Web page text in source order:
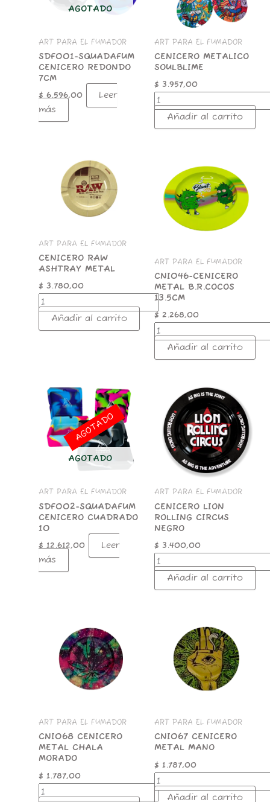
AGOTADO
ART PARA EL FUMADOR
SDF001-SQUADAFUM
CENICERO REDONDO
7CM
$6.596,00
Leer
más
ART PARA EL FUMADOR
CENICERO METALICO
SOULBLIME
$ 3.957,00
Añadir al carrito
ART PARA EL FUMADOR
CENICERO RAW
ASHTRAY METAL
$ 3.780,00
ASHTRAY
METAL
cantidad
Añadir al carrito
ART PARA EL FUMADOR
CNI046-CENICERO
METAL B.R.COCOS
13.5CM
$ 2.268,00
METAL
B.R.COCOS
13.5CM
cantidad
Añadir al carrito
AGOTADO
ART PARA EL FUMADOR
SDF002-SQUADAFUM
CENICERO CUADRADO
10
$12.612,00
Leer
más
AGOTADO
ART PARA EL FUMADOR
CENICERO LION
ROLLING CIRCUS
NEGRO
$ 3.400,00
ROLLING
CIRCUS
NEGRO
cantidad
Añadir al carrito
ART PARA EL FUMADOR
CNI068 CENICERO
METAL CHALA
MORADO
$ 1.787,00
CHALA
MORADO
cantidad
ART PARA EL FUMADOR
CNI067 CENICERO
METAL MANO
$ 1.787,00
METAL
MANO
cantidad
Añadir al carrito